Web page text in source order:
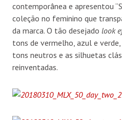
contemporânea e apresentou
coleção no feminino que
da marca. O tão desejado look
tons de vermelho, azul e
tons neutros e as silhuetas
reinventadas.